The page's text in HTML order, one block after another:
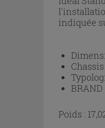
indiquée
Chassis
BRAND
Poids :